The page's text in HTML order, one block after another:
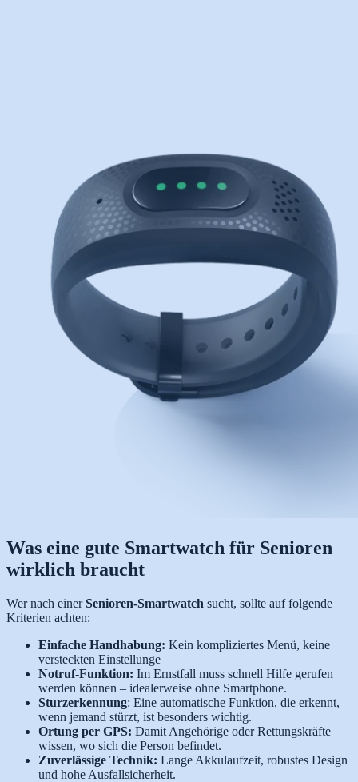
Was eine gute Smartwatch für Senioren
wirklich braucht
Wer nach einerSenioren-Smartwatch sucht, sollte auf folgende
Kriterien achten:
Einfache Handhabung: Kein kompliziertes Menü, keine
versteckten Einstellunge
Notruf-Funktion: Im Ernstfall muss schnell Hilfe gerufen
werden können – idealerweise ohne Smartphone.
Sturzerkennung: Eine automatische Funktion, die erkennt,
wenn jemand stürzt, ist besonders wichtig.
Ortung per GPS: Damit Angehörige oder Rettungskräfte
wissen, wo sich die Person befindet.
Zuverlässige Technik: Lange Akkulaufzeit, robustes Design
und hohe Ausfallsicherheit.